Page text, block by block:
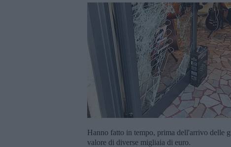
Hanno fatto in tempo, prima dell'arrivo delle
valore di diverse migliaia di euro.